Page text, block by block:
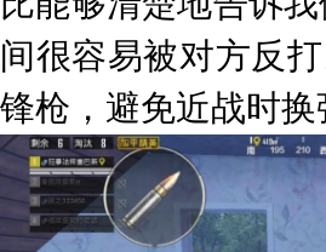
间很容易被对方反
锋枪，避免近战时